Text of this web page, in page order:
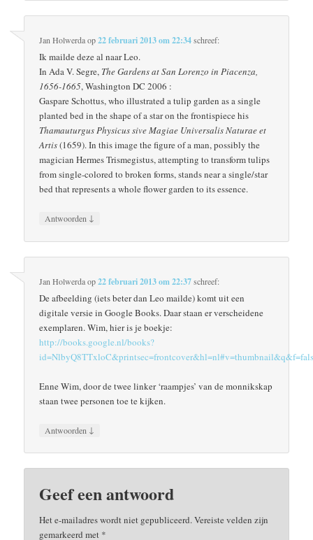
Jan Holwerdaop22 februari 2013 om 22:34schreef:
Ik mailde deze al naar Leo.
In Ada V. Segre, The Gardens at San Lorenzo in Piacenza,
1656-1665, Washington DC 2006 :
Gaspare Schottus, who illustrated a tulip garden as a single
planted bed in the shape of a star on the frontispiece his
Thamauturgus Physicus sive Magiae Universalis Naturae et
Artis(1659). In this image the figure of a man, possibly the
magician Hermes Trismegistus, attempting to transform tulips
from single-colored to broken forms, stands near a single/star
bed that represents a whole flower garden to its essence.
Antwoorden ↓
Jan Holwerdaop22 februari 2013 om 22:37schreef:
De afbeelding (iets beter dan Leo mailde) komt uit een
digitale versie in Google Books. Daar staan er verscheidene
exemplaren. Wim, hier is je boekje:
http://books.google.nl/books?
Enne Wim, door de twee linker ‘raampjes’ van de monnikskap
staan twee personen toe te kijken.
Antwoorden ↓
Geef een antwoord
Het e-mailadres wordt niet gepubliceerd.Vereiste velden zijn
gemarkeerd met *